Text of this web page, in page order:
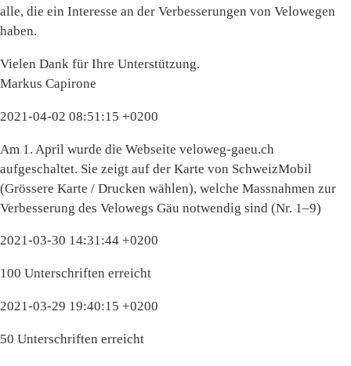
alle, die ein Interesse an der Verbesserungen von Velowegen
haben.
Vielen Dank für Ihre Unterstützung.
Markus Capirone
2021-04-02 08:51:15 +0200
Am 1. April wurde die Webseite veloweg-gaeu.ch
aufgeschaltet. Sie zeigt auf der Karte von SchweizMobil
(Grössere Karte / Drucken wählen), welche Massnahmen zur
Verbesserung des Velowegs Gäu notwendig sind (Nr. 1–9)
2021-03-30 14:31:44 +0200
100 Unterschriften erreicht
2021-03-29 19:40:15 +0200
50 Unterschriften erreicht